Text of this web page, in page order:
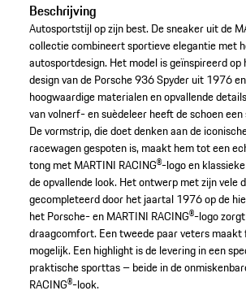
Beschrijving
Autosportstijl op zijn best. De sneaker uit de
collectie combineert sportieve elegantie met
autosportdesign. Het model is geïnspireerd op
design van de Porsche 936 Spyder uit 1976
hoogwaardige materialen en opvallende
van volnerf- en suèdeleer heeft de schoen
De vormstrip, die doet denken aan de
racewagen gespoten is, maakt hem tot een
tong met MARTINI RACING®-logo en
de opvallende look. Het ontwerp met zijn vele
gecompleteerd door het jaartal 1976 op de
het Porsche- en MARTINI RACING®-logo
draagcomfort. Een tweede paar veters maakt
mogelijk. Een highlight is de levering in een
praktische sporttas – beide in de
RACING®-look.